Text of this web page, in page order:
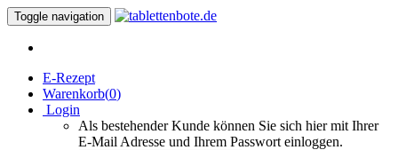
Toggle navigation
E-Rezept
Warenkorb(0)
Login
Als bestehender Kunde können Sie sich hier mit Ihrer
E-Mail Adresse und Ihrem Passwort einloggen.